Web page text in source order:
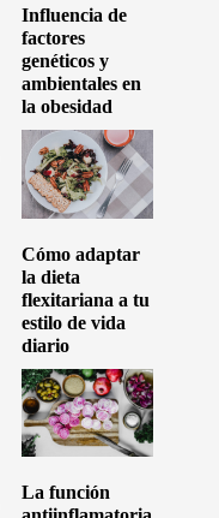
Influencia de
factores
genéticos y
ambientales en
la obesidad
Cómo adaptar
la dieta
flexitariana a tu
estilo de vida
diario
La función